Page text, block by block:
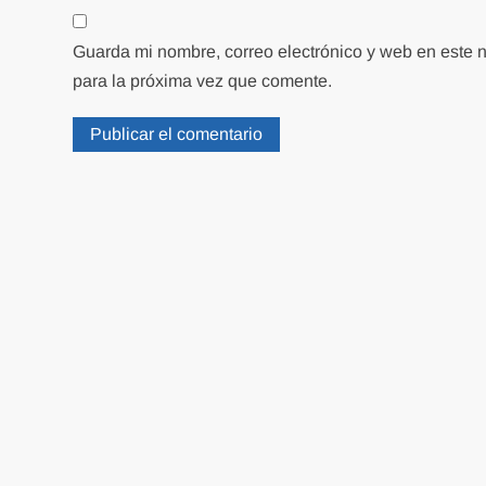
Guarda mi nombre, correo electrónico y web en este
para la próxima vez que comente.